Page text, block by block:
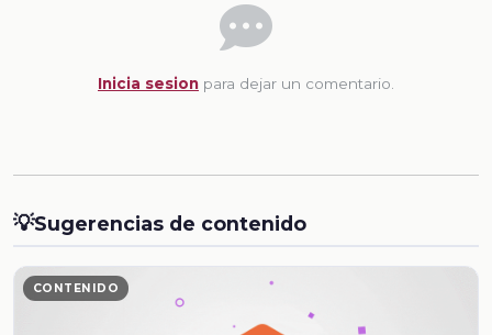
Inicia sesion para dejar un comentario.
💡Sugerencias de contenido
CONTENIDO